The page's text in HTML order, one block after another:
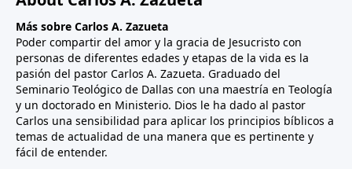
Más sobre Carlos A. Zazueta
Poder compartir del amor y la gracia de Jesucristo con
personas de diferentes edades y etapas de la vida es la
pasión del pastor Carlos A. Zazueta. Graduado del
Seminario Teológico de Dallas con una maestría en Teología
y un doctorado en Ministerio. Dios le ha dado al pastor
Carlos una sensibilidad para aplicar los principios bíblicos a
temas de actualidad de una manera que es pertinente y
fácil de entender.